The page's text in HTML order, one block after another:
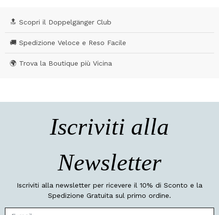
🔝 Scopri il Doppelgänger Club
🚚 Spedizione Veloce e Reso Facile
🌍 Trova la Boutique più Vicina
Iscriviti alla
Newsletter
Iscriviti alla newsletter per ricevere il 10% di Sconto e la
Spedizione Gratuita sul primo ordine.